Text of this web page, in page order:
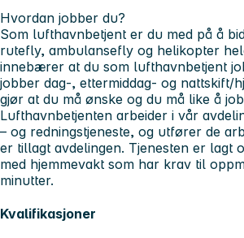
Hvordan jobber du?
Som lufthavnbetjent er du med på å
rutefly, ambulansefly og helikopter
innebærer at du som lufthavnbetjent
jobber dag-, ettermiddag- og nattskift/
gjør at du må ønske og du må like å
Lufthavnbetjenten arbeider i vår
– og redningstjeneste, og utfører de
er tillagt avdelingen. Tjenesten er lagt
med hjemmevakt som har krav til
minutter.
Kvalifikasjoner